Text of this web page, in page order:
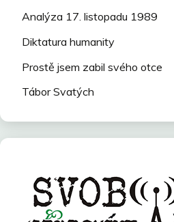
Analýza 17. listopadu 1989
Diktatura humanity
Prostě jsem zabil svého otce
Tábor Svatých